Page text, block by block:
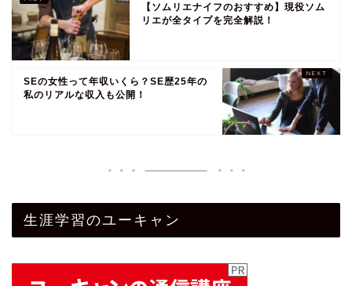
【ソムリエナイフのおすすめ】現役ソム
リエが全タイプを完全解説！
SEの女性って年収いくら？SE歴25年の
私のリアルな収入も公開！
生涯学習のユーキャン